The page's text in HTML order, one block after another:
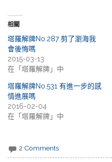
相關
塔羅解牌No.287 剪了瀏海我
會後悔嗎
2015-03-13
在「塔羅解牌」中
塔羅解牌No.531 有進一步的感
情進展嗎
2016-02-04
在「塔羅解牌」中
2 Comments